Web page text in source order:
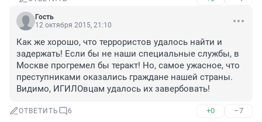
Гость
12 октября 2015, 21:10
Как же хорошо, что террористов удалось найти и
задержать! Если бы не наши специальные службы, в
Москве прогремел бы теракт! Но, самое ужасное, что
преступниками оказались граждане нашей страны.
Видимо, ИГИЛОвцам удалось их завербовать!
ОТВЕТИТЬ 6 +0 –7